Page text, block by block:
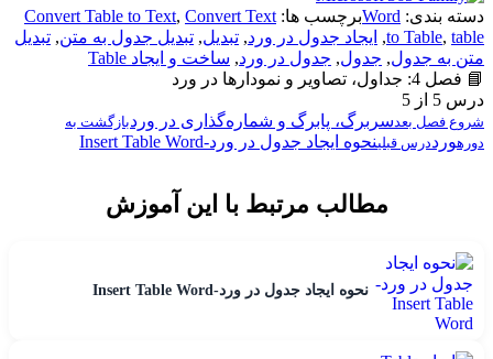
دسته بندی: Wordبرچسب ها: Convert Table to Text, Convert Text
to Table, table
, ایجاد جدول در ورد, تبدیل, تبدیل جدول به متن, تبدیل
متن به جدول, جدول, جدول در ورد, ساخت و ایجاد Table
📘 فصل 4: جداول، تصاویر و نمودارها در ورد
درس 5 از 5
شروع فصل بعد سربرگ، پابرگ و شماره‌گذاری در وردبازگشت به
دورهورددرس قبلینحوه ایجاد جدول در ورد-Insert Table Word
مطالب مرتبط با این آموزش
نحوه ایجاد جدول در ورد-Insert Table Word